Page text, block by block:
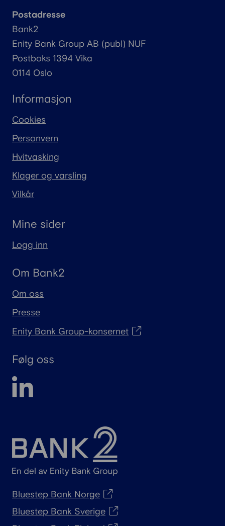
Postadresse
Bank2
Enity Bank Group AB (publ) NUF
Postboks 1394 Vika
0114 Oslo
Informasjon
Cookies
Personvern
Hvitvasking
Klager og varsling
Vilkår
Mine sider
Logg inn
Om Bank2
Om oss
Presse
Enity Bank Group-konsernet
Følg oss
Bluestep Bank Norge
Bluestep Bank Sverige